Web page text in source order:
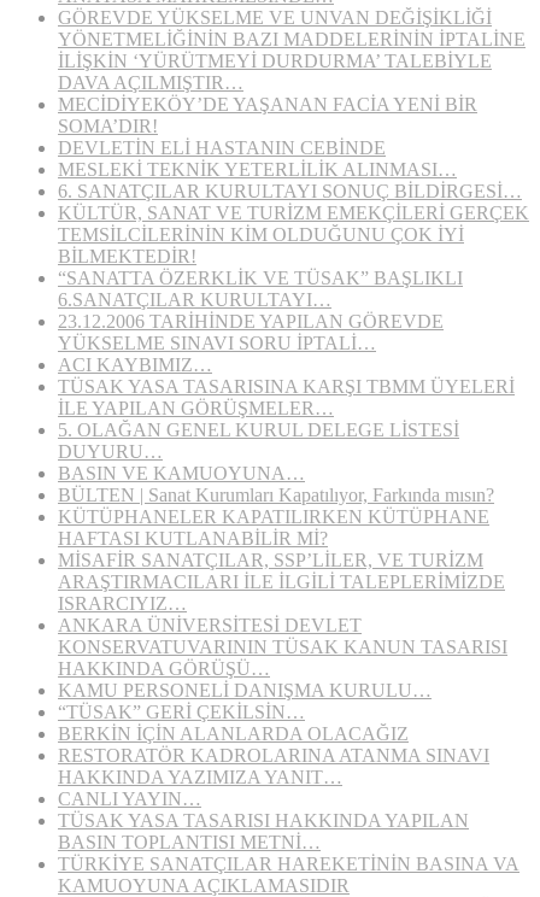
GÖREVDE YÜKSELME VE UNVAN DEĞİŞİKLİĞİ
YÖNETMELİĞİNİN BAZI MADDELERİNİN İPTALİNE
İLİŞKİN ‘YÜRÜTMEYİ DURDURMA’ TALEBİYLE
DAVA AÇILMIŞTIR…
MECİDİYEKÖY’DE YAŞANAN FACİA YENİ BİR
SOMA’DIR!
DEVLETİN ELİ HASTANIN CEBİNDE
MESLEKİ TEKNİK YETERLİLİK ALINMASI…
6. SANATÇILAR KURULTAYI SONUÇ BİLDİRGESİ…
KÜLTÜR, SANAT VE TURİZM EMEKÇİLERİ GERÇEK
TEMSİLCİLERİNİN KİM OLDUĞUNU ÇOK İYİ
BİLMEKTEDİR!
“SANATTA ÖZERKLİK VE TÜSAK” BAŞLIKLI
6.SANATÇILAR KURULTAYI…
23.12.2006 TARİHİNDE YAPILAN GÖREVDE
YÜKSELME SINAVI SORU İPTALİ…
ACI KAYBIMIZ…
TÜSAK YASA TASARISINA KARŞI TBMM ÜYELERİ
İLE YAPILAN GÖRÜŞMELER…
5. OLAĞAN GENEL KURUL DELEGE LİSTESİ
DUYURU…
BASIN VE KAMUOYUNA…
BÜLTEN | Sanat Kurumları Kapatılıyor, Farkında mısın?
KÜTÜPHANELER KAPATILIRKEN KÜTÜPHANE
HAFTASI KUTLANABİLİR Mİ?
MİSAFİR SANATÇILAR, SSP’LİLER, VE TURİZM
ARAŞTIRMACILARI İLE İLGİLİ TALEPLERİMİZDE
ISRARCIYIZ…
ANKARA ÜNİVERSİTESİ DEVLET
KONSERVATUVARININ TÜSAK KANUN TASARISI
HAKKINDA GÖRÜŞÜ…
KAMU PERSONELİ DANIŞMA KURULU…
“TÜSAK” GERİ ÇEKİLSİN…
BERKİN İÇİN ALANLARDA OLACAĞIZ
RESTORATÖR KADROLARINA ATANMA SINAVI
HAKKINDA YAZIMIZA YANIT…
CANLI YAYIN…
TÜSAK YASA TASARISI HAKKINDA YAPILAN
BASIN TOPLANTISI METNİ…
TÜRKİYE SANATÇILAR HAREKETİNİN BASINA VA
KAMUOYUNA AÇIKLAMASIDIR